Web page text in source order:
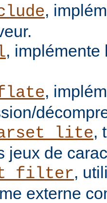
,
, implémente
,
,
jeux de
,
externe